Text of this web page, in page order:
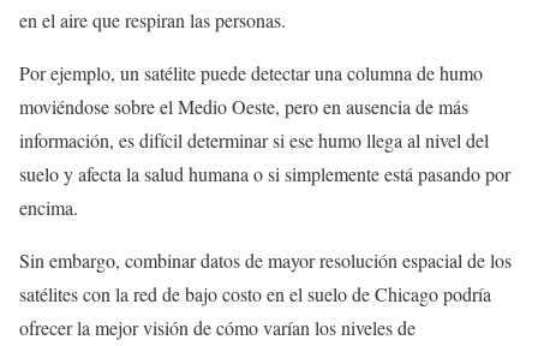
en el aire que respiran las personas.
Por ejemplo, un satélite puede detectar una columna de humo
moviéndose sobre el Medio Oeste, pero en ausencia de más
información, es difícil determinar si ese humo llega al nivel del
suelo y afecta la salud humana o si simplemente está pasando por
encima.
Sin embargo, combinar datos de mayor resolución espacial de los
satélites con la red de bajo costo en el suelo de Chicago podría
ofrecer la mejor visión de cómo varían los niveles de